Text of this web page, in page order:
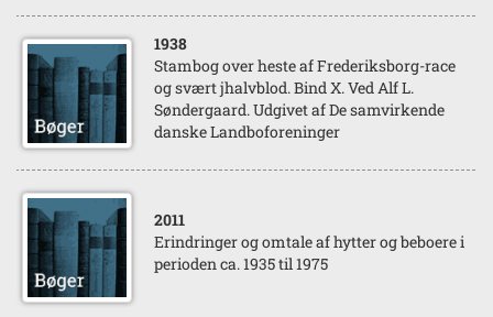
1938
Stambog over heste af Frederiksborg-race
og svært jhalvblod. Bind X. Ved Alf L.
Søndergaard. Udgivet af De samvirkende
danske Landboforeninger
2011
Erindringer og omtale af hytter og beboere i
perioden ca. 1935 til 1975